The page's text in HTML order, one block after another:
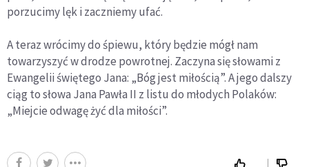
porzucimy lęk i zaczniemy ufać.
A teraz wrócimy do śpiewu, który będzie mógł nam
towarzyszyć w drodze powrotnej. Zaczyna się słowami z
Ewangelii świętego Jana: „Bóg jest miłością”. A jego dalszy
ciąg to słowa Jana Pawła II z listu do młodych Polaków:
„Miejcie odwagę żyć dla miłości”.